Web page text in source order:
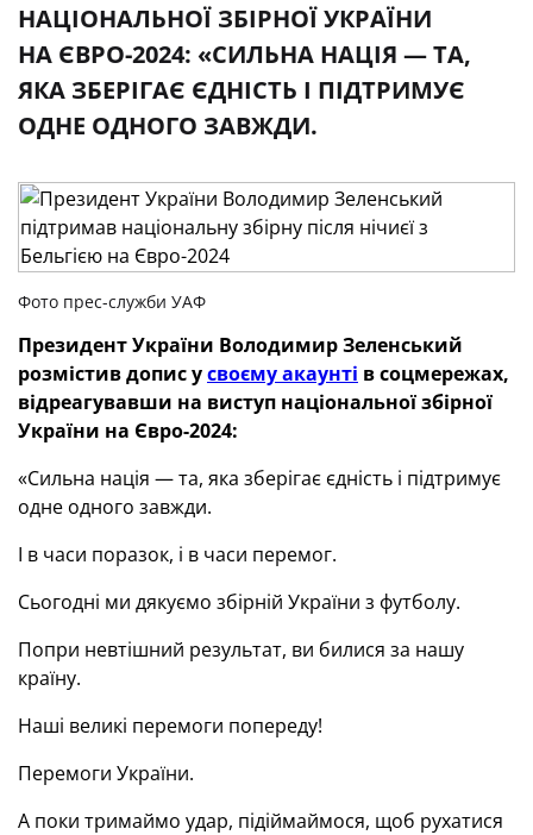
НАЦІОНАЛЬНОЇ ЗБІРНОЇ УКРАЇНИ
НА ЄВРО-2024: «СИЛЬНА НАЦІЯ — ТА,
ЯКА ЗБЕРІГАЄ ЄДНІСТЬ І ПІДТРИМУЄ
ОДНЕ ОДНОГО ЗАВЖДИ.
Фото прес-служби УАФ
Президент України Володимир Зеленський
розмістив допис усвоємуакаунті в соцмережах,
відреагувавши на виступ національної збірної
України на Євро-2024:
«Сильна нація — та, яка зберігає єдність і підтримує
одне одного завжди.
І в часи поразок, і в часи перемог.
Сьогодні ми дякуємо збірній України з футболу.
Попри невтішний результат, ви билися за нашу
країну.
Наші великі перемоги попереду!
Перемоги України.
А поки тримаймо удар, підіймаймося, щоб рухатися